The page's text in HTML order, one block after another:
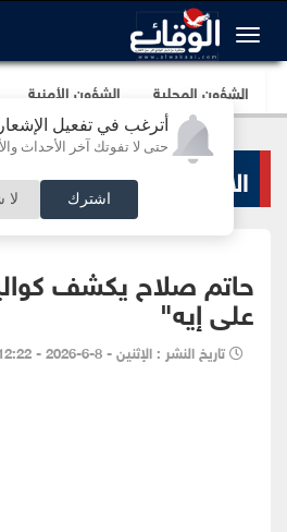
أترغب في تفعيل
حتى لا تفوتك آخر الأحداث
اشترك لا
الشؤون المحلية الشؤون الأمنية
الاخبار الفنية
حاتم صلاح يكشف
على إيه"
تاريخ النشر : الإثنين - 8-6-2026 - 12:22 AM